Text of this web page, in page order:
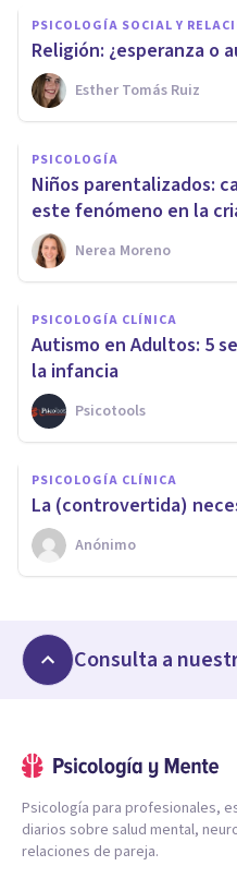
PSICOLOGÍA SOCIAL Y
Religión: ¿esperanza o
Esther Tomás Ruiz
PSICOLOGÍA
Niños parentalizados:
este fenómeno en la
Nerea Moreno
PSICOLOGÍA CLÍNICA
Autismo en Adultos: 5
la infancia
Psicotools
PSICOLOGÍA CLÍNICA
La (controvertida)
Anónimo
Consulta a
Psicología para profesionales,
diarios sobre salud mental,
relaciones de pareja.